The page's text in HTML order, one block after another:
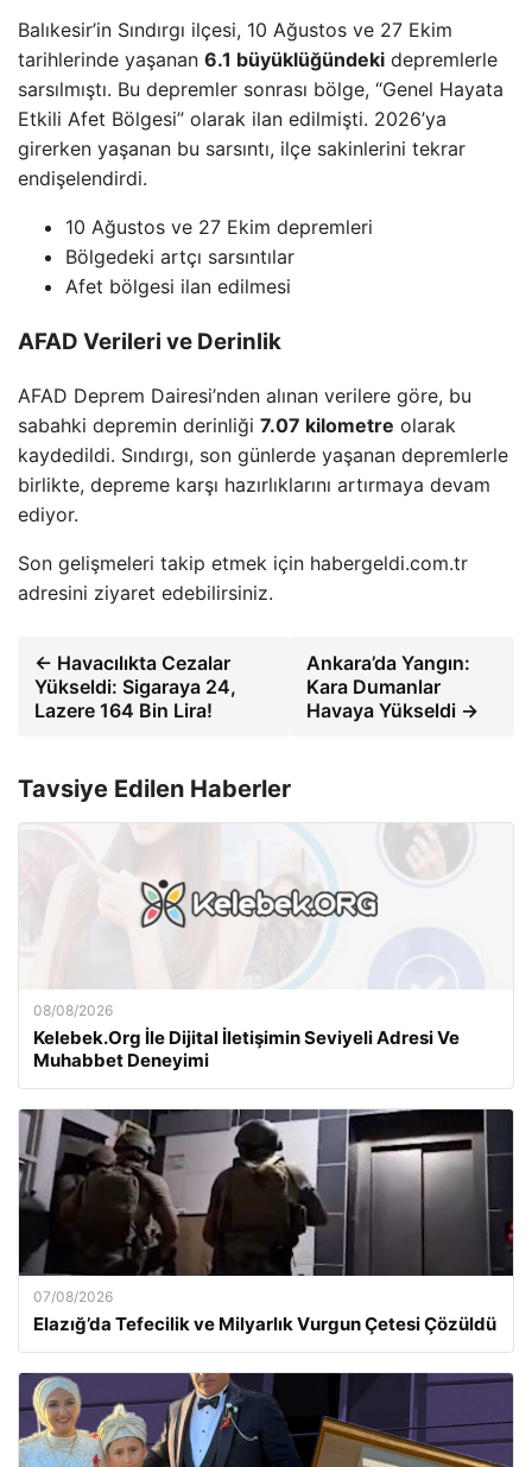
Balıkesir’in Sındırgı ilçesi, 10 Ağustos ve 27 Ekim
tarihlerinde yaşanan 6.1 büyüklüğündeki depremlerle
sarsılmıştı. Bu depremler sonrası bölge, “Genel Hayata
Etkili Afet Bölgesi” olarak ilan edilmişti. 2026’ya
girerken yaşanan bu sarsıntı, ilçe sakinlerini tekrar
endişelendirdi.
10 Ağustos ve 27 Ekim depremleri
Bölgedeki artçı sarsıntılar
Afet bölgesi ilan edilmesi
AFAD Verileri ve Derinlik
AFAD Deprem Dairesi’nden alınan verilere göre, bu
sabahki depremin derinliği 7.07 kilometre olarak
kaydedildi. Sındırgı, son günlerde yaşanan depremlerle
birlikte, depreme karşı hazırlıklarını artırmaya devam
ediyor.
Son gelişmeleri takip etmek için habergeldi.com.tr
adresini ziyaret edebilirsiniz.
← Havacılıkta Cezalar
Yükseldi: Sigaraya 24,
Lazere 164 Bin Lira!
Ankara’da Yangın:
Kara Dumanlar
Havaya Yükseldi →
Tavsiye Edilen Haberler
08/08/2026
Kelebek.Org İle Dijital İletişimin Seviyeli Adresi Ve
Muhabbet Deneyimi
07/08/2026
Elazığ’da Tefecilik ve Milyarlık Vurgun Çetesi Çözüldü